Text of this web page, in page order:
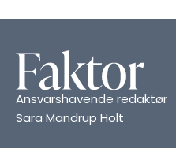
Ansvarshavende redaktør
Sara Mandrup Holt